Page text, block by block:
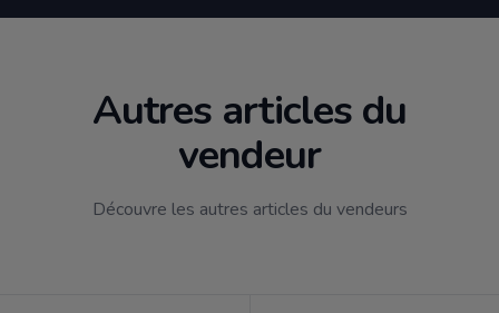
Autres articles du
vendeur
Découvre les autres articles du vendeurs